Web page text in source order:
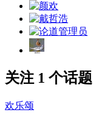
关注 1 个话题
欢乐颂